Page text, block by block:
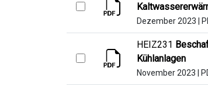
Dezember 2023
HEIZ231
Kühlanlagen
November 2023